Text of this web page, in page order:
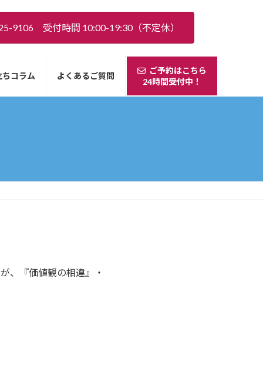
9106 受付時間 10:00-19:30（不定休）
ちコラム よくあるご質問
ご予約はこちら
24時間受付中！
、『価値観の相違』・